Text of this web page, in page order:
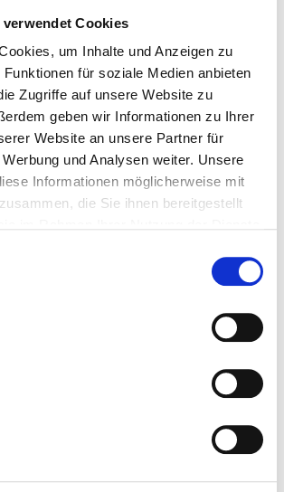
verwendet Cookies
um Inhalte und Anzeigen zu
für soziale Medien anbieten
Zugriffe auf unsere Website zu
geben wir Informationen zu Ihrer
Website an unsere Partner für
und Analysen weiter. Unsere
Informationen möglicherweise mit
die Sie ihnen bereitgestellt
Rede!
fit,
Rede für die Zuhörer ein Genuss
von den Lippen geht.